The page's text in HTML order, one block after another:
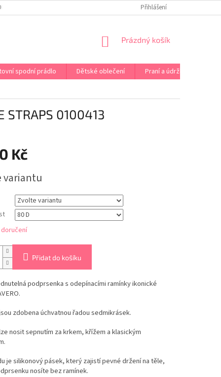
PRÁDLA NA MÍRU DOPRAVA A PLATBA ČR A EU
Přihlášení
NÁKUPNÍ
Prázdný košík
spodní prádlo Dětské oblečení Praní a údržba
STRAPS 0100413
Kč
variantu
Přidat do košíku
podprsenka s odepínacími ramínky ikonické
zdobena úchvatnou řadou sedmikrásek.
nosit sepnutím za krkem, křížem a klasickým
je silikonový pásek, který zajistí pevné držení na těle,
nosíte bez ramínek.